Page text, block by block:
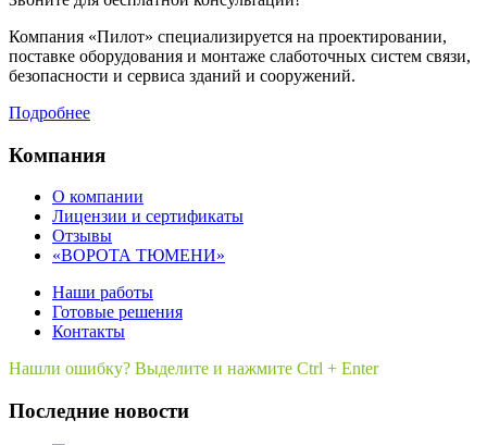
Компания «Пилот» специализируется на проектировании,
поставке оборудования и монтаже слаботочных систем связи,
безопасности и сервиса зданий и сооружений.
Подробнее
Компания
О компании
Лицензии и сертификаты
Отзывы
«ВОРОТА ТЮМЕНИ»
Наши работы
Готовые решения
Контакты
Нашли ошибку? Выделите и нажмите Ctrl + Enter
Последние новости